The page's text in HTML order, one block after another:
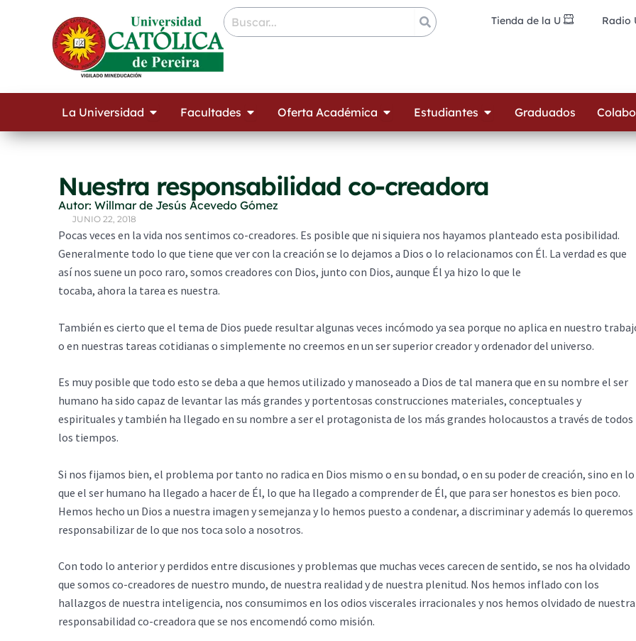
Tienda de la U Radio
La Universidad Open La Universidad
Facultades Open Facultades
Oferta Académica Open Oferta Académica
Estudiantes Open Estudiantes
Graduados
Nuestra responsabilidad co-creadora
Autor: Willmar de Jesús Acevedo Gómez
JUNIO 22, 2018
Pocas veces en la vida nos sentimos co-creadores. Es posible que ni siquiera nos hayamos planteado esta posibilidad.
Generalmente todo lo que tiene que ver con la creación se lo dejamos a Dios o lo relacionamos con Él. La verdad es que
así nos suene un poco raro, somos creadores con Dios, junto con Dios, aunque Él ya hizo lo que le
tocaba, ahora la tarea es nuestra.
También es cierto que el tema de Dios puede resultar algunas veces incómodo ya sea porque no aplica en nuestro
o en nuestras tareas cotidianas o simplemente no creemos en un ser superior creador y ordenador del universo.
Es muy posible que todo esto se deba a que hemos utilizado y manoseado a Dios de tal manera que en su nombre el ser
humano ha sido capaz de levantar las más grandes y portentosas construcciones materiales, conceptuales y
espirituales y también ha llegado en su nombre a ser el protagonista de los más grandes holocaustos a través de todos
los tiempos.
Si nos fijamos bien, el problema por tanto no radica en Dios mismo o en su bondad, o en su poder de creación, sino en lo
que el ser humano ha llegado a hacer de Él, lo que ha llegado a comprender de Él, que para ser honestos es bien poco.
Hemos hecho un Dios a nuestra imagen y semejanza y lo hemos puesto a condenar, a discriminar y además lo queremos
responsabilizar de lo que nos toca solo a nosotros.
Con todo lo anterior y perdidos entre discusiones y problemas que muchas veces carecen de sentido, se nos ha olvidado
que somos co-creadores de nuestro mundo, de nuestra realidad y de nuestra plenitud. Nos hemos inflado con los
hallazgos de nuestra inteligencia, nos consumimos en los odios viscerales irracionales y nos hemos olvidado de nuestra
responsabilidad co-creadora que se nos encomendó como misión.